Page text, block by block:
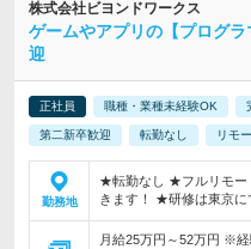
株式会社ビヨンドワークス
ゲームやアプリの【プログ
迎
正社員 職種・業種未経験OK
第二新卒歓迎 転勤なし リモ
勤務地
★転勤なし ★フルリモー
きます！ ★研修は東京に
月給25万円～52万円 ※